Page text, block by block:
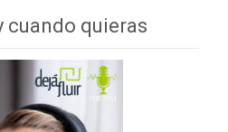
cuando quieras